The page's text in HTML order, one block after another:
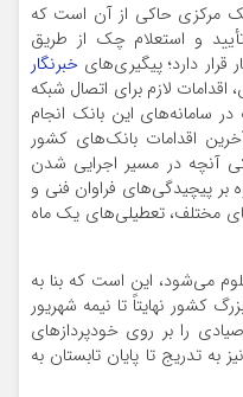
مرکزی حاکی از آن است که
و استعلام چک از طریق
قرار دارد؛ پیگیری‌های خبرنگار
لازم برای اتصال شبکه
سامانه‌های این بانک انجام
اقدامات بانک‌های کشور
آنچه در مسیر اجرایی شدن
بر پیچیدگی‌های فراوان فنی و
مختلف، تعطیلی‌های یک ماه
می‌شود، این است که بنا به
کشور نهایتاً تا نیمه شهریور
را بر روی خودپردازهای
به تدریج تا پایان تابستان به